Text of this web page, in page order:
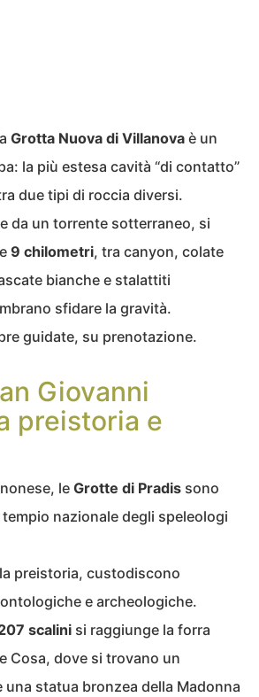
Grotta Nuova di Villanova è un
la più estesa cavità “di contatto”
due tipi di roccia diversi.
da un torrente sotterraneo, si
9 chilometri, tra canyon, colate
bianche e stalattiti
sfidare la gravità.
guidate, su prenotazione.
Giovanni
preistoria e
le Grotte di Pradis sono
nazionale degli speleologi
preistoria, custodiscono
e archeologiche.
scalini si raggiunge la forra
Cosa, dove si trovano un
statua bronzea della Madonna